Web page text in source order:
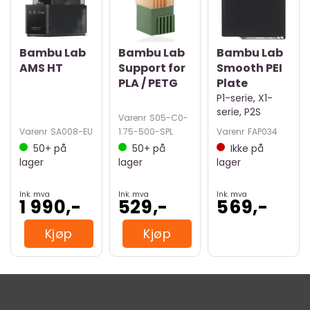
Bambu Lab
AMS HT
Varenr SA008-EU
50+ på
lager
Ink. mva
1 990,-
Kjøp
Bambu Lab
Support for
PLA / PETG
Varenr S05-C0-
1.75-500-SPL
50+ på
lager
Ink. mva
529,-
Kjøp
Bambu Lab
Smooth PEI
Plate
P1-serie, X1-
serie, P2S
Varenr FAP034
Ikke på
lager
Ink. mva
569,-